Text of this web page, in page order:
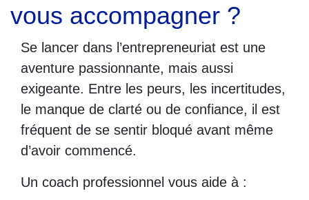
vous accompagner ?
Se lancer dans l’entrepreneuriat est une
aventure passionnante, mais aussi
exigeante. Entre les peurs, les incertitudes,
le manque de clarté ou de confiance, il est
fréquent de se sentir bloqué avant même
d’avoir commencé.
Un coach professionnel vous aide à :